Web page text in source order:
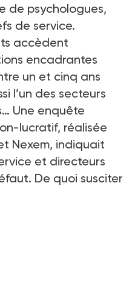
de psychologues,
de service.
accèdent
encadrantes
un et cinq ans
l’un des secteurs
Une enquête
lucratif, réalisée
Nexem, indiquait
et directeurs
De quoi susciter